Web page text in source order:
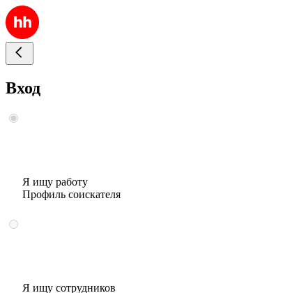
Вход
Я ищу работу
Профиль соискателя
Я ищу сотрудников